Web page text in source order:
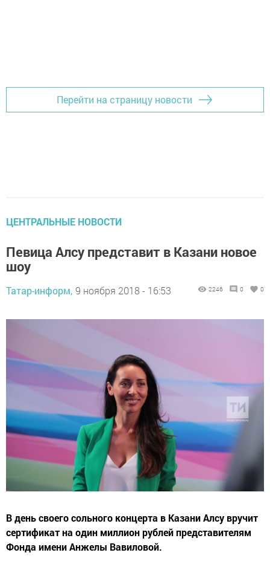
Перейти на страницу новости
ЦЕНТРАЛЬНЫЕ НОВОСТИ
Певица Алсу представит в Казани новое
шоу
Татар-информ, 9 ноября 2018 - 16:53 2246 0 0
В день своего сольного концерта в Казани Алсу вручит
сертификат на один миллион рублей представителям
Фонда имени Анжелы Вавиловой.